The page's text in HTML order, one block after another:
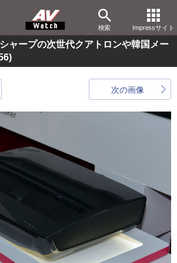
検索 Impressサイト
ャープの次世代クアトロンや韓国メー
次の画像